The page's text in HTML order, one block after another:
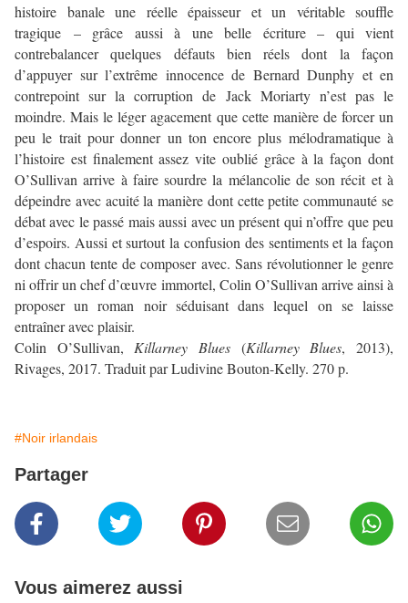
histoire banale une réelle épaisseur et un véritable souffle
tragique – grâce aussi à une belle écriture – qui vient
contrebalancer quelques défauts bien réels dont la façon
d’appuyer sur l’extrême innocence de Bernard Dunphy et en
contrepoint sur la corruption de Jack Moriarty n’est pas le
moindre. Mais le léger agacement que cette manière de forcer un
peu le trait pour donner un ton encore plus mélodramatique à
l’histoire est finalement assez vite oublié grâce à la façon dont
O’Sullivan arrive à faire sourdre la mélancolie de son récit et à
dépeindre avec acuité la manière dont cette petite communauté se
débat avec le passé mais aussi avec un présent qui n’offre que peu
d’espoirs. Aussi et surtout la confusion des sentiments et la façon
dont chacun tente de composer avec. Sans révolutionner le genre
ni offrir un chef d’œuvre immortel, Colin O’Sullivan arrive ainsi à
proposer un roman noir séduisant dans lequel on se laisse
entraîner avec plaisir.
Colin O’Sullivan, Killarney Blues (Killarney Blues, 2013),
Rivages, 2017. Traduit par Ludivine Bouton-Kelly. 270 p.
#Noir irlandais
Partager
Vous aimerez aussi